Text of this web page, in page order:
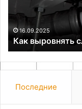
сливное
Последние